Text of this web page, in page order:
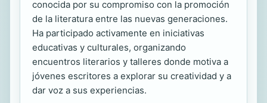
conocida por su compromiso con la promoción
de la literatura entre las nuevas generaciones.
Ha participado activamente en iniciativas
educativas y culturales, organizando
encuentros literarios y talleres donde motiva a
jóvenes escritores a explorar su creatividad y a
dar voz a sus experiencias.